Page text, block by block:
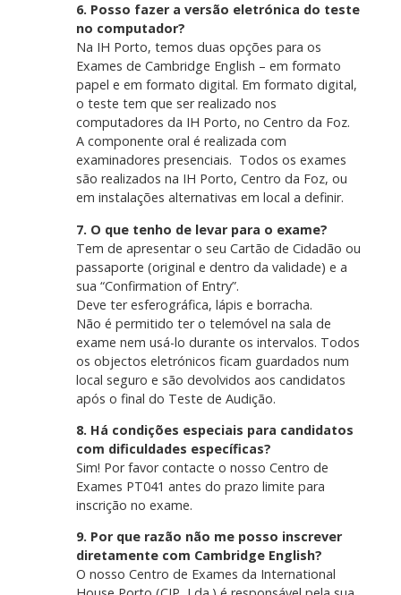
6. Posso fazer a versão eletrónica do teste
no computador?
Na IH Porto, temos duas opções para os
Exames de Cambridge English – em formato
papel e em formato digital. Em formato digital,
o teste tem que ser realizado nos
computadores da IH Porto, no Centro da Foz.
A componente oral é realizada com
examinadores presenciais. Todos os exames
são realizados na IH Porto, Centro da Foz, ou
em instalações alternativas em local a definir.
7. O que tenho de levar para o exame?
Tem de apresentar o seu Cartão de Cidadão ou
passaporte (original e dentro da validade) e a
sua “Confirmation of Entry”.
Deve ter esferográfica, lápis e borracha.
Não é permitido ter o telemóvel na sala de
exame nem usá-lo durante os intervalos. Todos
os objectos eletrónicos ficam guardados num
local seguro e são devolvidos aos candidatos
após o final do Teste de Audição.
8. Há condições especiais para candidatos
com dificuldades específicas?
Sim! Por favor contacte o nosso Centro de
Exames PT041 antes do prazo limite para
inscrição no exame.
9. Por que razão não me posso inscrever
diretamente com Cambridge English?
O nosso Centro de Exames da International